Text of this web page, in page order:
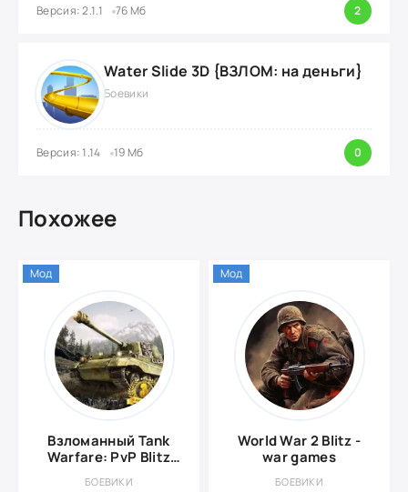
Версия: 2.1.1 76 Мб 2
Water Slide 3D {ВЗЛОМ: на деньги}
Боевики
Версия: 1.14 19 Мб 0
Похожее
Взломанный Tank
Warfare: PvP Blitz
БОЕВИКИ
Мод
World War 2 Blitz -
war games
БОЕВИКИ
Мод